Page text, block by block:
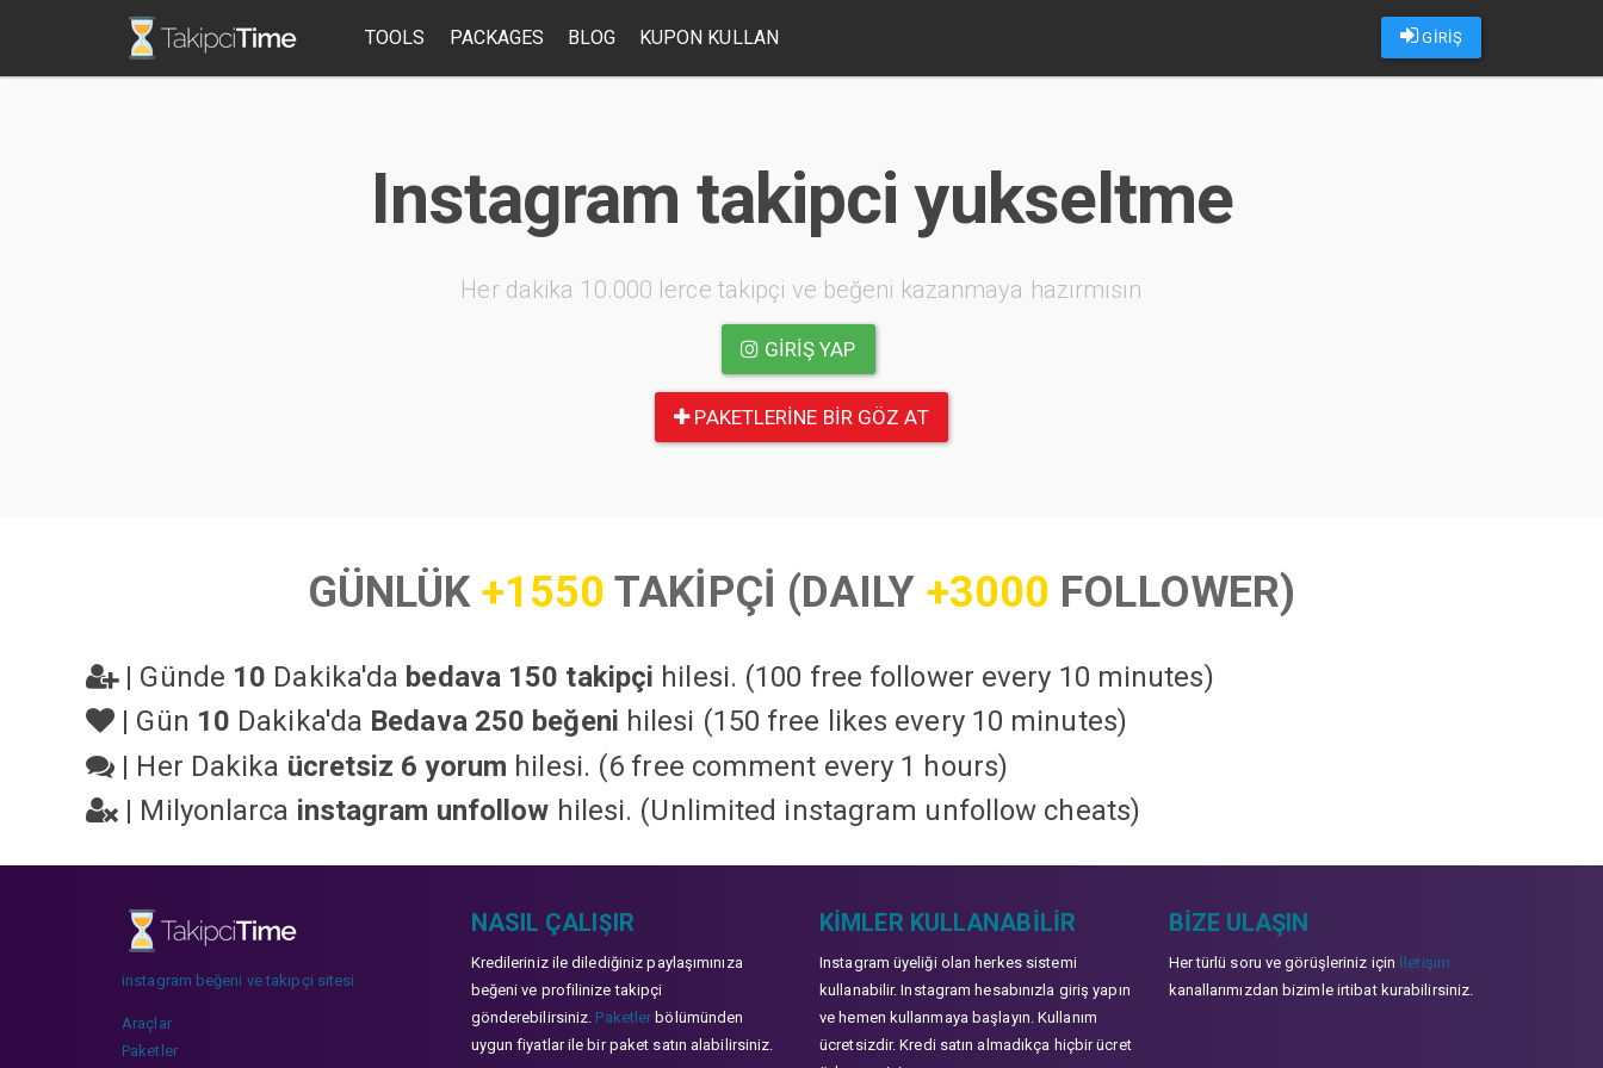
GİRİŞ
TOOLS PACKAGES BLOG KUPON KULLAN
Instagram takipci yukseltme
Her dakika 10.000 lerce takipçi ve beğeni kazanmaya hazırmısın
GIRIŞ YAP
PAKETLERINE BIR GÖZ AT
GÜNLÜK +1550 TAKİPÇİ (DAILY +3000 FOLLOWER)
| Günde 10 Dakika'da bedava 150 takipçi hilesi. (100 free follower every 10 minutes)
| Gün 10 Dakika'da Bedava 250 beğeni hilesi (150 free likes every 10 minutes)
| Her Dakika ücretsiz 6 yorum hilesi. (6 free comment every 1 hours)
| Milyonlarca instagram unfollow hilesi. (Unlimited instagram unfollow cheats)
instagram beğeni ve takipçi sitesi
Araçlar
Paketler
NASIL ÇALIŞIR
Kredileriniz ile dilediğiniz paylaşımınıza
beğeni ve profilinize takipçi
gönderebilirsiniz. Paketler bölümünden
uygun fiyatlar ile bir paket satın alabilirsiniz.
KIMLER KULLANABILIR
Instagram üyeliği olan herkes sistemi
kullanabilir. Instagram hesabınızla giriş yapın
ve hemen kullanmaya başlayın. Kullanım
ücretsizdir. Kredi satın almadıkça hiçbir ücret
BIZE ULAŞIN
Her türlü soru ve görüşleriniz için İletişim
kanallarımızdan bizimle irtibat kurabilirsiniz.